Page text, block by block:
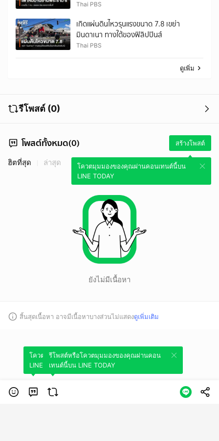
Thai PBS
เกิดแผ่นดินไหวรุนแรงขนาด 7.8 เขย่า
มินดาเนา ทางใต้ของฟิลิปปินส์
Thai PBS
ดูเพิ่ม
รีโพสต์ (0)
โพสต์ทั้งหมด(0) สร้างโพสต์
โควตมุมมองของคุณผ่านคอนเทนต์นี้บน
LINE TODAY
ฮิตที่สุด ล่าสุด
ยังไม่มีเนื้อหา
สิ้นสุดเนื้อหา อาจมีเนื้อหาบางส่วนไม่แสดงดูเพิ่มเติม
โควตมุมมองของคุณผ่านคอนเทนต์นี้บน
LINE TODAY
รีโพสต์หรือโควตมุมมองของคุณผ่านคอน
เทนต์นี้บน LINE TODAY